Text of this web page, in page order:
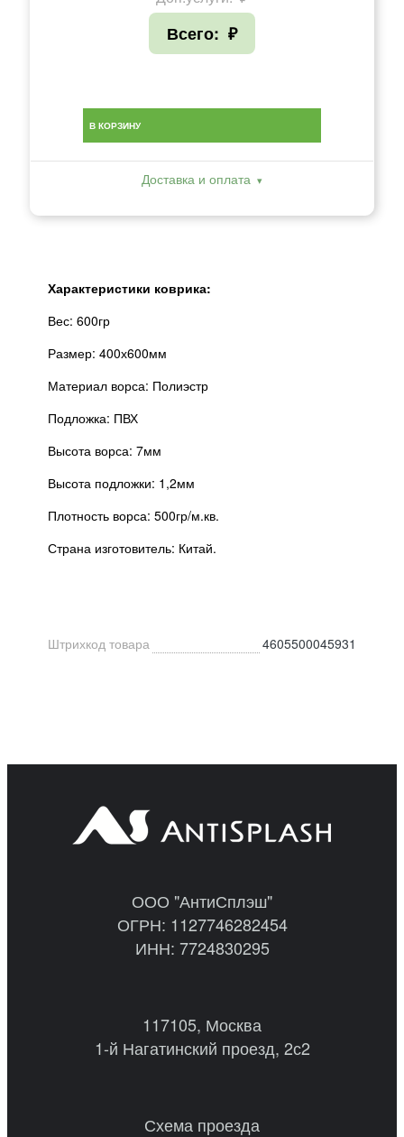
Всего: ₽
В КОРЗИНУ
Доставка и оплата
Характеристики коврика:
Вес: 600гр
Размер: 400х600мм
Материал ворса: Полиэстр
Подложка: ПВХ
Высота ворса: 7мм
Высота подложки: 1,2мм
Плотность ворса: 500гр/м.кв.
Страна изготовитель: Китай.
Штрихкод товара 4605500045931
ООО "АнтиСплэш"
ОГРН: 1127746282454
ИНН: 7724830295
117105, Москва
1-й Нагатинский проезд, 2с2
Схема проезда